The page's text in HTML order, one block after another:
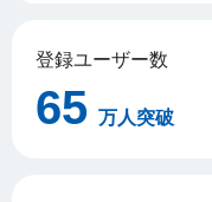
登録ユーザー数
65 万人突破